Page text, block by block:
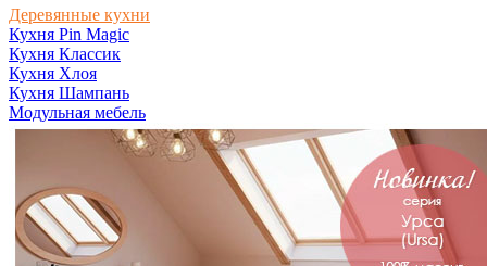
Деревянные кухни
Кухня Pin Magic
Кухня Классик
Кухня Хлоя
Кухня Шампань
Модульная мебель